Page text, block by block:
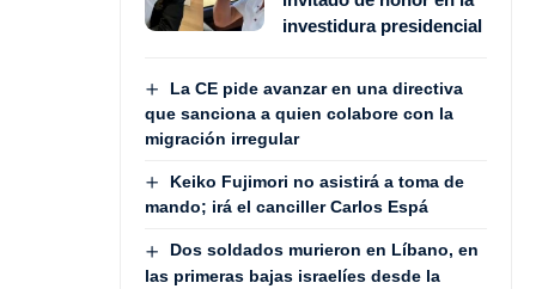
investidura presidencial
La CE pide avanzar en una directiva
que sanciona a quien colabore con la
migración irregular
Keiko Fujimori no asistirá a toma de
mando; irá el canciller Carlos Espá
Dos soldados murieron en Líbano, en
las primeras bajas israelíes desde la